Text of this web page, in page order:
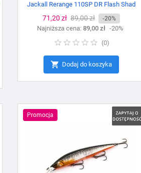
Jackall Rerange 110SP DR Flash Shad
Cena
71,20 zł Cena
podstawowa
89,00 zł -20%
Najniższa cena: 89,00 zł -20%
(0)
 Dodaj do koszyka
Promocja